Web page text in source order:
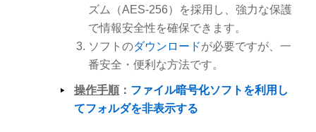
ズム（AES-256）を採用し、強力な保護
で情報安全性を確保できます。
ソフトのダウンロードが必要ですが、一
番安全・便利な方法です。
操作手順 ： ファイル暗号化ソフトを利用し
てフォルダを非表示する